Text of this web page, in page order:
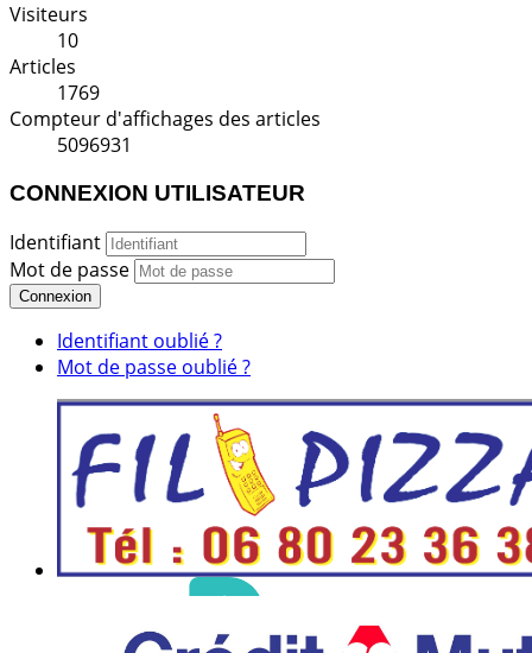
Visiteurs
10
Articles
1769
Compteur d'affichages des articles
5096931
CONNEXION UTILISATEUR
Identifiant
Mot de passe
Connexion
Identifiant oublié ?
Mot de passe oublié ?